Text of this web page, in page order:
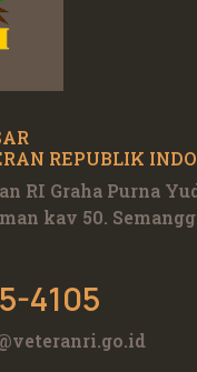
REPUBLIK
RI Graha Purna
kav 50.
4105